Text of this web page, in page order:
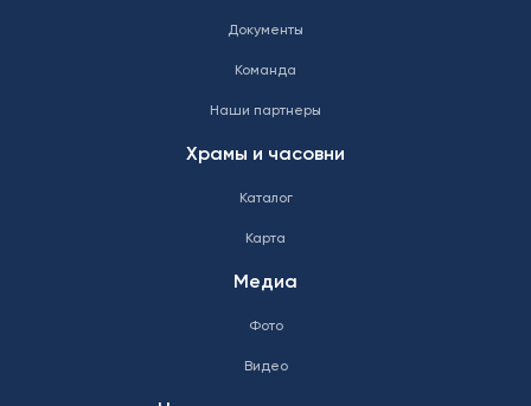
Документы
Команда
Наши партнеры
Храмы и часовни
Каталог
Карта
Медиа
Фото
Видео